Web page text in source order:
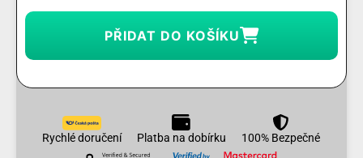
PŘIDAT DO KOŠÍKU
Rychlé doručení Platba na dobírku 100% Bezpečné